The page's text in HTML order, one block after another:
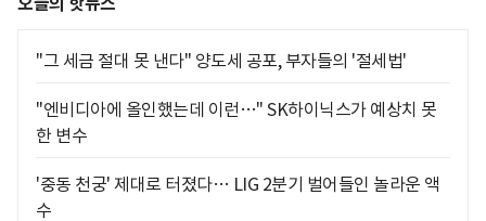
"그 세금 절대 못 낸다" 양도세 공포, 부자들의 '절세법'
"엔비디아에 올인했는데 이런…" SK하이닉스가 예상치 못
한 변수
'중동 천궁' 제대로 터졌다… LIG 2분기 벌어들인 놀라운 액
수